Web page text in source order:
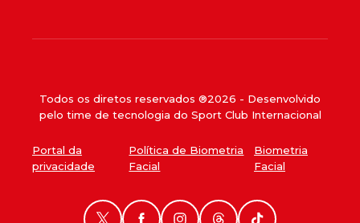
Todos os diretos reservados ®2026 - Desenvolvido
pelo time de tecnologia do Sport Club Internacional
Portal da
privacidade
Política de Biometria
Facial
Biometria
Facial